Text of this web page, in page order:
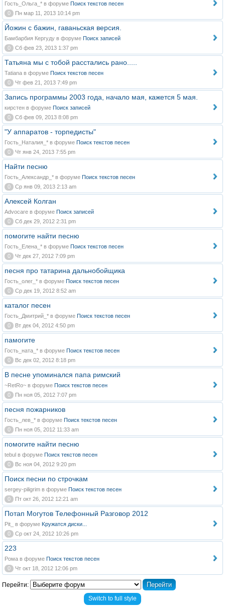
Гость_Ольга_* в форуме Поиск текстов песен
0
Пн мар 11, 2013 10:14 pm
Йожин с бажин, гаваньская версия.
Бамбарбия Кергуду в форуме Поиск записей
0
Сб фев 23, 2013 1:37 pm
Татьяна мы с тобой расстались рано.....
Tatiana в форуме Поиск текстов песен
0
Чт фев 21, 2013 7:49 pm
Запись программы 2003 года, начало мая, кажется 5 мая.
кирстен в форуме Поиск записей
0
Сб фев 09, 2013 8:08 pm
"У аппаратов - торпедисты"
Гость_Наталия_* в форуме Поиск текстов песен
0
Чт янв 24, 2013 7:55 pm
Найти песню
Гость_Александр_* в форуме Поиск текстов песен
0
Ср янв 09, 2013 2:13 am
Алексей Колган
Advocare в форуме Поиск записей
0
Сб дек 29, 2012 2:31 pm
помогите найти песню
Гость_Елена_* в форуме Поиск текстов песен
0
Чт дек 27, 2012 7:09 pm
песня про татарина дальнобойщика
Гость_олег_* в форуме Поиск текстов песен
0
Ср дек 19, 2012 8:52 am
каталог песен
Гость_Дмитрий_* в форуме Поиск текстов песен
0
Вт дек 04, 2012 4:50 pm
памогите
Гость_ната_* в форуме Поиск текстов песен
0
Вс дек 02, 2012 8:18 pm
В песне упоминался папа римский
~RetRo~ в форуме Поиск текстов песен
0
Пн ноя 05, 2012 7:07 pm
песня пожарников
Гость_лев_* в форуме Поиск текстов песен
0
Пн ноя 05, 2012 11:33 am
помогите найти песню
tebul в форуме Поиск текстов песен
0
Вс ноя 04, 2012 9:20 pm
Поиск песни по строчкам
sergey-piligrim в форуме Поиск текстов песен
0
Пт окт 26, 2012 12:21 am
Потап Могутов Телефонный Разговор 2012
Pit_ в форуме Kружатся диски...
0
Ср окт 24, 2012 10:26 pm
223
Рома в форуме Поиск текстов песен
0
Чт окт 18, 2012 12:06 pm
Перейти:
Switch to full style